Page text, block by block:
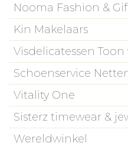
Nooma Fashion &
Kin Makelaars
Visdelicatessen
Schoenservice
Vitality One
Sisterz timewear &
Wereldwinkel